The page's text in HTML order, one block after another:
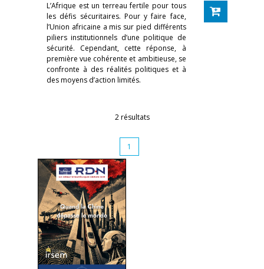
L’Afrique est un terreau fertile pour tous
les défis sécuritaires. Pour y faire face,
l’Union africaine a mis sur pied différents
piliers institutionnels d’une politique de
sécurité. Cependant, cette réponse, à
première vue cohérente et ambitieuse, se
confronte à des réalités politiques et à
des moyens d’action limités.
2 résultats
1